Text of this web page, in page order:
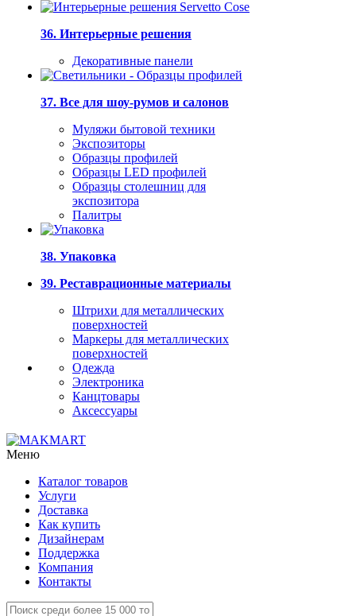
36. Интерьерные решения
Декоративные панели
37. Все для шоу-румов и салонов
Муляжи бытовой техники
Экспозиторы
Образцы профилей
Образцы LED профилей
Образцы столешниц для
экспозитора
Палитры
38. Упаковка
39. Реставрационные материалы
Штрихи для металлических
поверхностей
Маркеры для металлических
поверхностей
Одежда
Электроника
Канцтовары
Аксессуары
Меню
Каталог товаров
Услуги
Доставка
Как купить
Дизайнерам
Поддержка
Компания
Контакты